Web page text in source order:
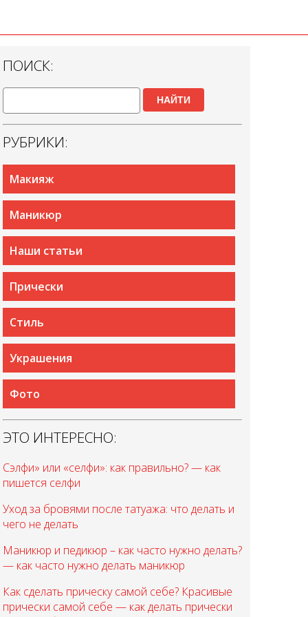
ПОИСК:
НАЙТИ
РУБРИКИ:
Макияж
Маникюр
Наши статьи
Прически
Стиль
Украшения
Фото
ЭТО ИНТЕРЕСНО:
Сэлфи» или «селфи»: как правильно? — как
пишется селфи
Уход за бровями после татуажа: что делать и
чего не делать
Маникюр и педикюр – как часто нужно делать?
— как часто нужно делать маникюр
Как сделать прическу самой себе? Красивые
прически самой себе — как делать прически